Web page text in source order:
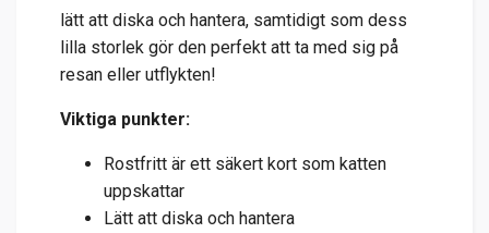
lätt att diska och hantera, samtidigt som dess
lilla storlek gör den perfekt att ta med sig på
resan eller utflykten!
Viktiga punkter:
Rostfritt är ett säkert kort som katten
uppskattar
Lätt att diska och hantera